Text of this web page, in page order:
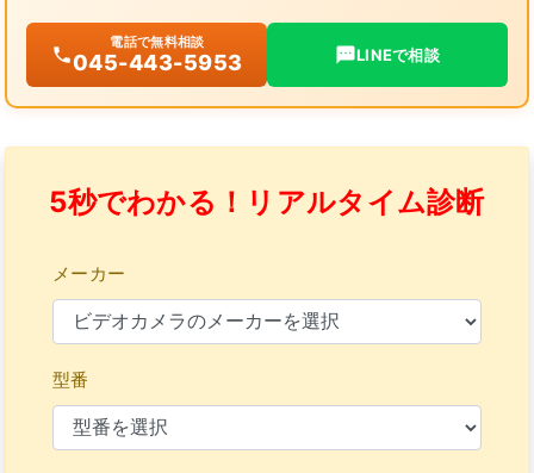
電話で無料相談
045-443-5953 LINEで相談
5秒でわかる！リアルタイム診断
メーカー
型番